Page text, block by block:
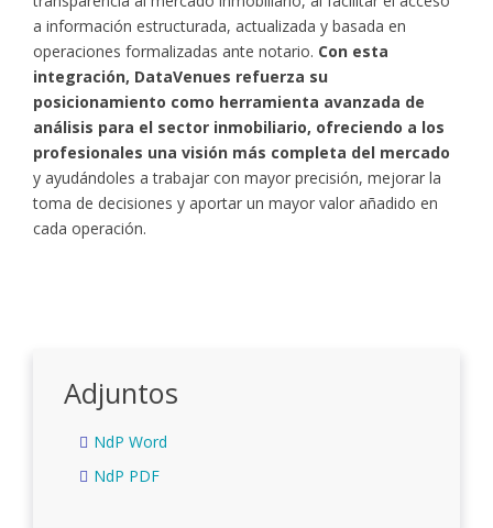
a información estructurada, actualizada y basada en
operaciones formalizadas ante notario. Con esta
integración, DataVenues refuerza su
posicionamiento como herramienta avanzada de
análisis para el sector inmobiliario, ofreciendo a los
profesionales una visión más completa del mercado
y ayudándoles a trabajar con mayor precisión, mejorar la
toma de decisiones y aportar un mayor valor añadido en
cada operación.
Adjuntos
NdP Word
NdP PDF